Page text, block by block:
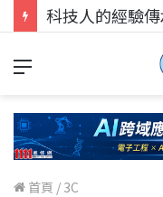
首頁 / 3C